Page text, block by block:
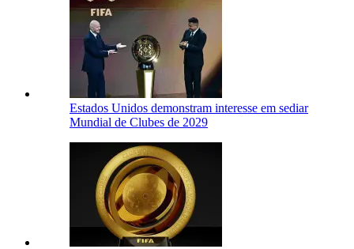
Estados Unidos demonstram interesse em sediar
Mundial de Clubes de 2029